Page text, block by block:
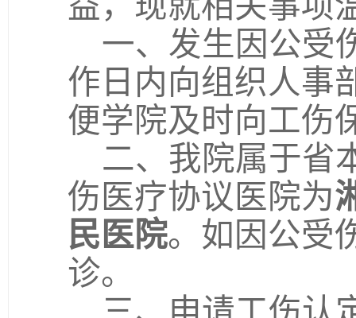
一、发生因公受
作日内向组织人事
便学院及时向工伤
二、我院属于省
伤医疗协议医院为
民医院。如因公受
诊。